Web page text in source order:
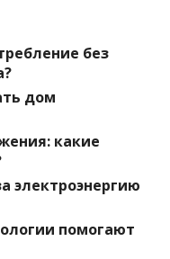
без
дом
какие
электроэнергию
помогают